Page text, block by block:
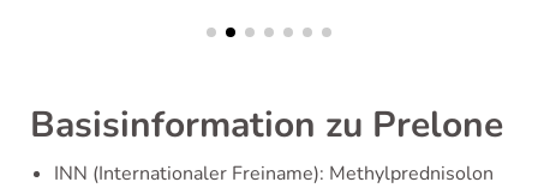
Basisinformation zu Prelone
INN (Internationaler Freiname): Methylprednisolon